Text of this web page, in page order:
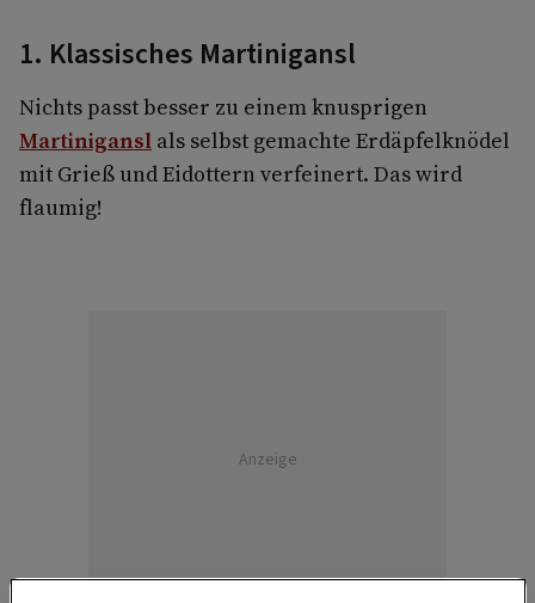
1. Klassisches Martinigansl
Nichts passt besser zu einem knusprigen
Martinigansl als selbst gemachte Erdäpfelknödel
mit Grieß und Eidottern verfeinert. Das wird
flaumig!
Anzeige